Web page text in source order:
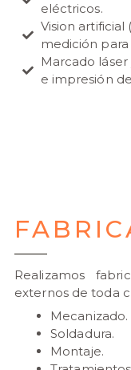
eléctricos.
Vision
medición para
Marcado
e impresión
Realizamos
externos de toda
Mecanizado.
Soldadura.
Montaje.